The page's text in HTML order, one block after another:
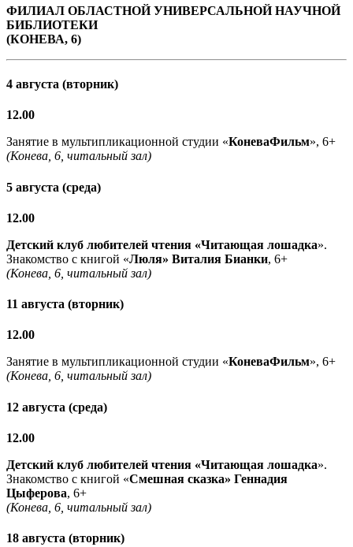
ФИЛИАЛ ОБЛАСТНОЙ УНИВЕРСАЛЬНОЙ НАУЧНОЙ
БИБЛИОТЕКИ
(КОНЕВА, 6)
4 августа (вторник)
12.00
Занятие в мультипликационной студии «КоневаФильм», 6+
(Конева, 6, читальный зал)
5 августа (среда)
12.00
Детский клуб любителей чтения «Читающая лошадка».
Знакомство с книгой «Люля» Виталия Бианки, 6+
(Конева, 6, читальный зал)
11 августа (вторник)
12.00
Занятие в мультипликационной студии «КоневаФильм», 6+
(Конева, 6, читальный зал)
12 августа (среда)
12.00
Детский клуб любителей чтения «Читающая лошадка».
Знакомство с книгой «Смешная сказка» Геннадия
Цыферова, 6+
(Конева, 6, читальный зал)
18 августа (вторник)